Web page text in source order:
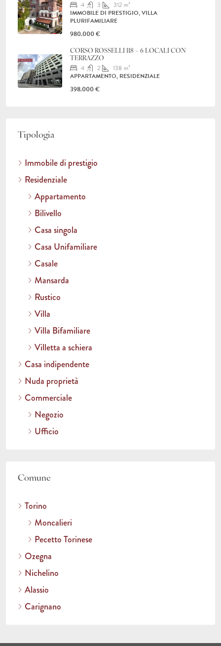
4 3 312 m²
IMMOBILE DI PRESTIGIO, VILLA
PLURIFAMILIARE
980.000 €
CORSO ROSSELLI 118 – 6 LOCALI CON
TERRAZZO
4 2 138 m²
APPARTAMENTO, RESIDENZIALE
398.000 €
Tipologia
Immobile di prestigio
Residenziale
Appartamento
Bilivello
Casa singola
Casa Unifamiliare
Casale
Mansarda
Rustico
Villa
Villa Bifamiliare
Villetta a schiera
Casa indipendente
Nuda proprietà
Commerciale
Negozio
Ufficio
Comune
Torino
Moncalieri
Pecetto Torinese
Ozegna
Nichelino
Alassio
Carignano